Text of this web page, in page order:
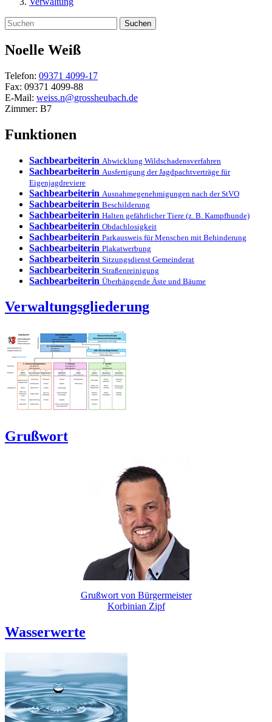
Suchen
Noelle Weiß
Telefon: 09371 4099-17
Fax: 09371 4099-88
E-Mail: weiss.n@grossheubach.de
Zimmer: B7
Funktionen
Sachbearbeiterin Abwicklung Wildschadensverfahren
Sachbearbeiterin Ausfertigung der Jagdpachtverträge für
Eigenjagdreviere
Sachbearbeiterin Ausnahmegenehmigungen nach der StVO
Sachbearbeiterin Beschilderung
Sachbearbeiterin Halten gefährlicher Tiere (z. B. Kampfhunde)
Sachbearbeiterin Obdachlosigkeit
Sachbearbeiterin Parkausweis für Menschen mit Behinderung
Sachbearbeiterin Plakatwerbung
Sachbearbeiterin Sitzungsdienst Gemeinderat
Sachbearbeiterin Straßenreinigung
Sachbearbeiterin Überhängende Äste und Bäume
Verwaltungsgliederung
Grußwort
Grußwort von Bürgermeister
Korbinian Zipf
Wasserwerte